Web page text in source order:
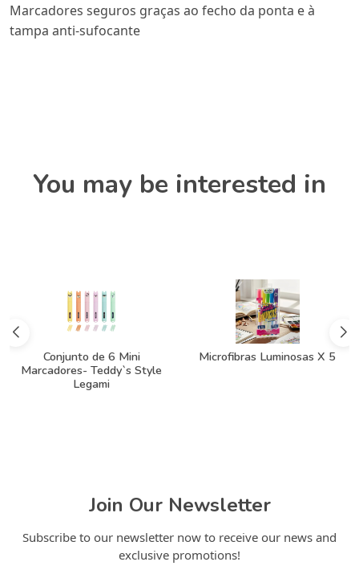
Marcadores seguros graças ao fecho da ponta e à
tampa anti-sufocante
You may be interested in
de 6 Mini
Teddy`s Style
Microfibras Luminosas X 5
Join Our Newsletter
Subscribe to our newsletter now to receive our news and
exclusive promotions!